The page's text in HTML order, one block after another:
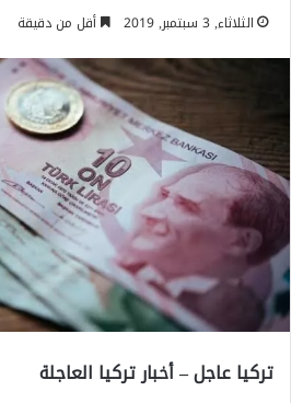
الثلاثاء, 3 سبتمبر, 2019 أقل من دقيقة
تركيا عاجل – أخبار تركيا العاجلة